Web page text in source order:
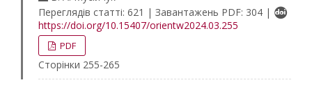
Переглядів статті: 621 | Завантажень PDF: 304 |
https://doi.org/10.15407/orientw2024.03.255
PDF
Сторінки 255-265